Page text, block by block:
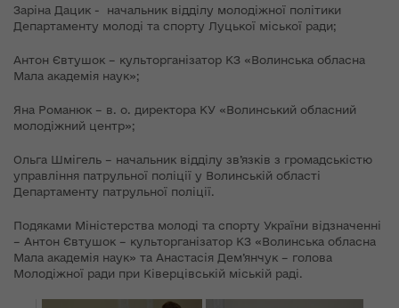
Заріна Дацик - начальник відділу молодіжної політики
Департаменту молоді та спорту Луцької міської ради;
Антон Євтушок – культорганізатор КЗ «Волинська обласна
Мала академія наук»;
Яна Романюк – в. о. директора КУ «Волинський обласний
молодіжний центр»;
Ольга Шмігель – начальник відділу зв’язків з громадськістю
управління патрульної поліції у Волинській області
Департаменту патрульної поліції.
Подяками Міністерства молоді та спорту України відзначенні
– Антон Євтушок – культорганізатор КЗ «Волинська обласна
Мала академія наук» та Анастасія Дем’янчук – голова
Молодіжної ради при Ківерцівській міській раді.